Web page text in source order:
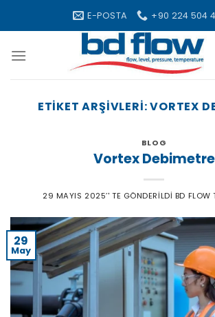
E-POSTA +90 224 504
ETIKET ARŞIVLERI:VORTEX
BLOG
Vortex Debimetre
29 MAYIS 2025’' TE GÖNDERILDI BD FLOW
29
May